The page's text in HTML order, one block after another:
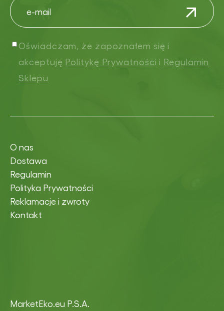
Oświadczam, że zapoznałem się i
akceptuję Politykę Prywatności i Regulamin
Sklepu
MarketEko.eu P.S.A.
O nas
Dostawa
Regulamin
Polityka Prywatności
Reklamacje i zwroty
Kontakt